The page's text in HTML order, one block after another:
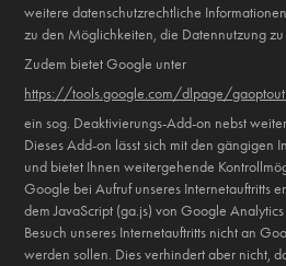
weitere datenschutzrechtliche
zu den Möglichkeiten, die Datennutzung
Zudem bietet Google unter
https://tools.google.com/dlpage/
ein sog. Deaktivierungs-Add-on nebst
Dieses Add-on lässt sich mit den gängigen
und bietet Ihnen weitergehende
Google bei Aufruf unseres Internetauftritts
dem JavaScript (ga.js) von Google
Besuch unseres Internetauftritts nicht an
werden sollen. Dies verhindert aber nicht,